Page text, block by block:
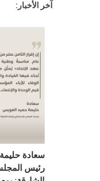
آخر الأخبار:
سعادة
رئيس